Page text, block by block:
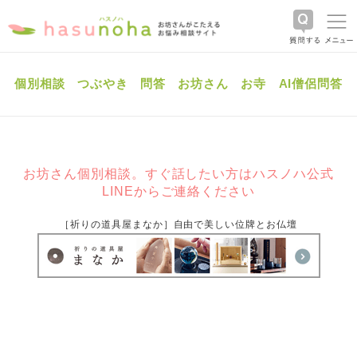
個別相談 つぶやき 問答 お坊さん お寺 AI僧侶問答
お坊さん個別相談。すぐ話したい方はハスノハ公式
LINEからご連絡ください
［祈りの道具屋まなか］自由で美しい位牌とお仏壇